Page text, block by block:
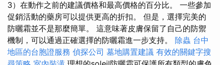
3）在動作之前的建議價格和最高價格的百分比。 一些參加
促銷活動的藥房可以提供更高的折扣。 但是，選擇完美的
防曬霜並不是那麼簡單。 這意味著皮膚保留了自己的防禦
機制，可以通過正確選擇的防曬霜進一步支持。 除蟲 台中
地區的台胞證服務 偵探公司 墓地購置建議 有效的關鍵字搜